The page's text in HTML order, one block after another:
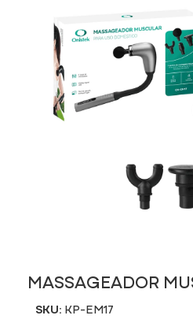
MASSAGEADOR
SKU: KP-EM17